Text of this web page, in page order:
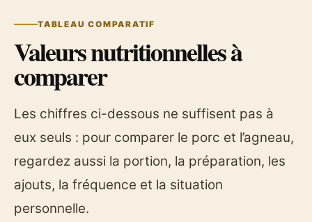
TABLEAU COMPARATIF
Valeurs nutritionnelles à
comparer
Les chiffres ci-dessous ne suffisent pas à
eux seuls : pour comparer le porc et l’agneau,
regardez aussi la portion, la préparation, les
ajouts, la fréquence et la situation
personnelle.